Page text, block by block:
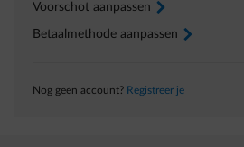
Voorschot aanpassen arrow-right
Betaalmethode aanpassen arrow-right
Nog geen account? Registreer je